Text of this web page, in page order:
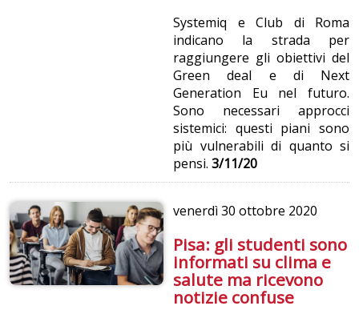
Systemiq e Club di Roma
indicano la strada per
raggiungere gli obiettivi del
Green deal e di Next
Generation Eu nel futuro.
Sono necessari approcci
sistemici: questi piani sono
più vulnerabili di quanto si
pensi. 3/11/20
venerdì30 ottobre 2020
Pisa: gli studenti sono
informati su clima e
salute ma ricevono
notizie confuse